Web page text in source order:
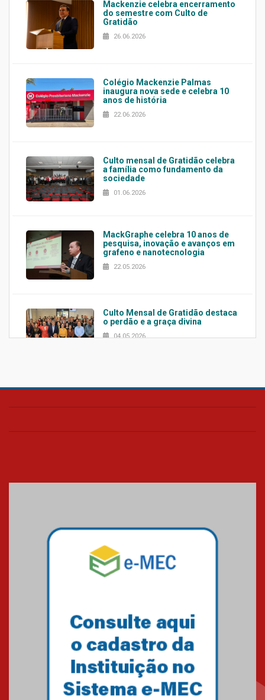
Mackenzie celebra encerramento
do semestre com Culto de
Gratidão
26.06.2026
Colégio Mackenzie Palmas
inaugura nova sede e celebra 10
anos de história
22.06.2026
Culto mensal de Gratidão celebra
a família como fundamento da
sociedade
01.06.2026
MackGraphe celebra 10 anos de
pesquisa, inovação e avanços em
grafeno e nanotecnologia
22.05.2026
Culto Mensal de Gratidão destaca
o perdão e a graça divina
04.05.2026
Confira como foi o culto mensal
Mackenzie mobiliza campanha
solidária para apoiar famílias em
Minas Gerais
Primeiro culto do ano ressalta o
27.02.2026